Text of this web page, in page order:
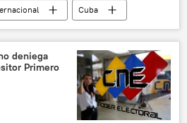
Cuba
del Libro
deniega
Primero